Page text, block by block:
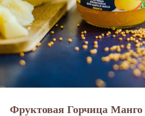
Фруктовая Горчица Манго